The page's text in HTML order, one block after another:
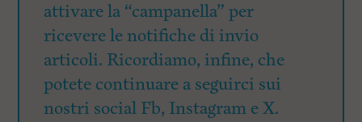
attivare la “campanella” per
ricevere le notifiche di invio
articoli. Ricordiamo, infine, che
potete continuare a seguirci sui
nostri social Fb, Instagram e X.